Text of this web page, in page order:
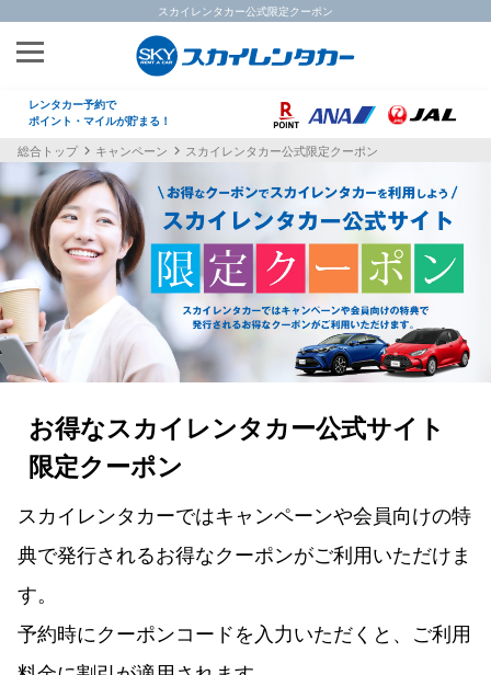
スカイレンタカー公式限定クーポン
レンタカー予約で
ポイント・マイルが貯まる！
総合トップ キャンペーン スカイレンタカー公式限定クーポン
お得なスカイレンタカー公式サイト
限定クーポン
スカイレンタカーではキャンペーンや会員向けの特
典で発行されるお得なクーポンがご利用いただけま
す。
予約時にクーポンコードを入力いただくと、ご利用